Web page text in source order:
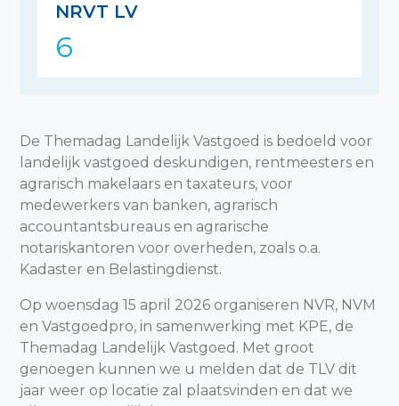
NRVT LV
6
De Themadag Landelijk Vastgoed is bedoeld voor
landelijk vastgoed deskundigen, rentmeesters en
agrarisch makelaars en taxateurs, voor
medewerkers van banken, agrarisch
accountantsbureaus en agrarische
notariskantoren voor overheden, zoals o.a.
Kadaster en Belastingdienst.
Op woensdag 15 april 2026 organiseren NVR, NVM
en Vastgoedpro, in samenwerking met KPE, de
Themadag Landelijk Vastgoed. Met groot
genoegen kunnen we u melden dat de TLV dit
jaar weer op locatie zal plaatsvinden en dat we